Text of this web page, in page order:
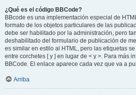
¿Qué es el código BBCode?
BBcode es una implementación especial de
formato de los objetos particulares de las
debe ser habilitado por la administración, pero
deshabilitado del formulario de publicación de
es similar en estilo al HTML, pero las etiquetas
entre corchetes [ y ] en lugar de < y >. Para más
BBCode. El enlace aparece cada vez que va a
Arriba